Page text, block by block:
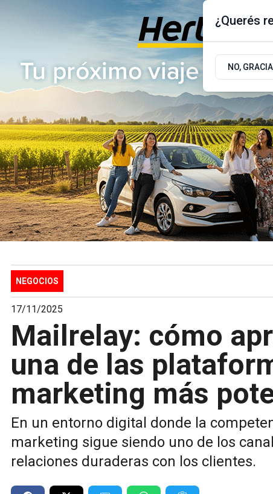
Viernes 7 de Agosto
de 2026
17.9ºc | Buenos Aires, AR
ACTUALIDAD POLÍTICA
NEGOCIOS
17/11/2025
Mailrelay: cómo
una de las
marketing más
En un entorno digital donde la
marketing sigue siendo uno de los
relaciones duraderas con los clientes.
¿Querés
NO,